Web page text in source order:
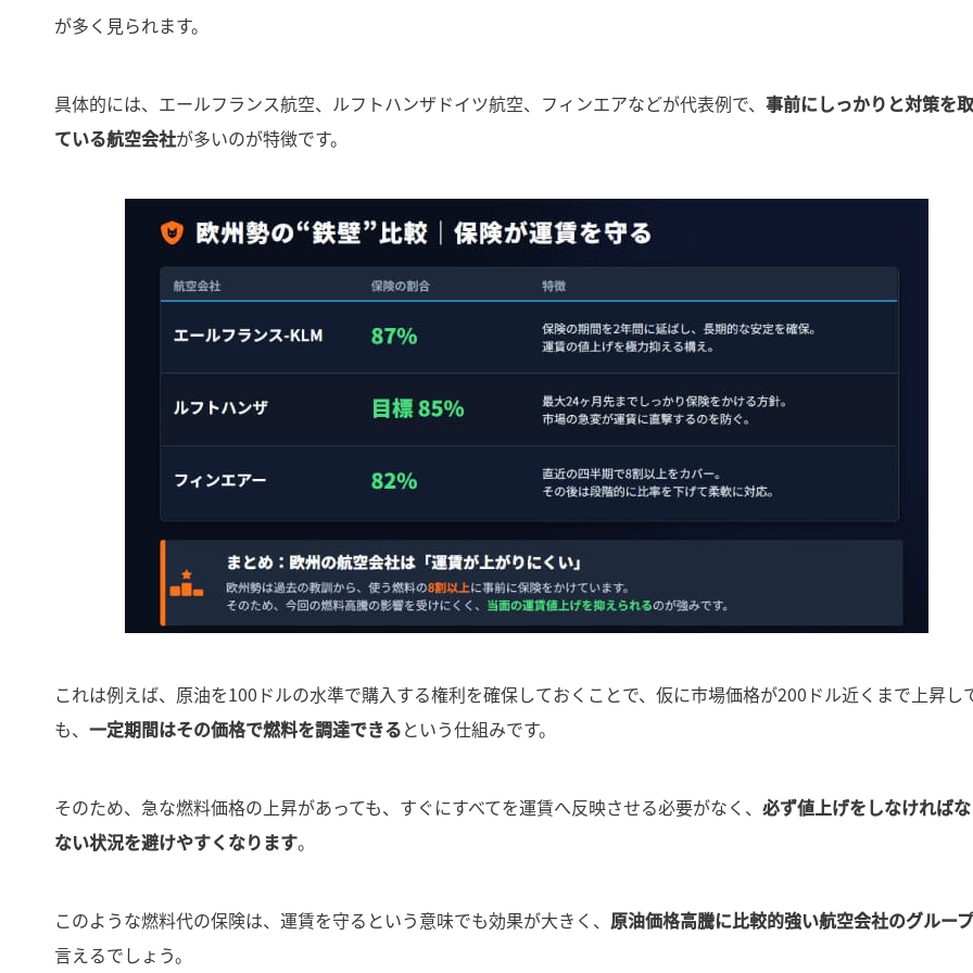
が多く見られます。
具体的には、エールフランス航空、ルフトハンザドイツ航空、フィンエアなどが代表例で、 事前にしっかりと対策を
ている航空会社が多いのが特徴です。
これは例えば、原油を100ドルの水準で購入する権利を確保しておくことで、仮に市場価格が200ドル近くまで上昇し
も、 一定期間はその価格で燃料を調達できるという仕組みです。
そのため、急な燃料価格の上昇があっても、すぐにすべてを運賃へ反映させる必要がなく、 必ず値上げをしなければ
ない状況を避けやすくなります。
このような燃料代の保険は、運賃を守るという意味でも効果が大きく、 原油価格高騰に比較的強い航空会社のグループ
言えるでしょう。